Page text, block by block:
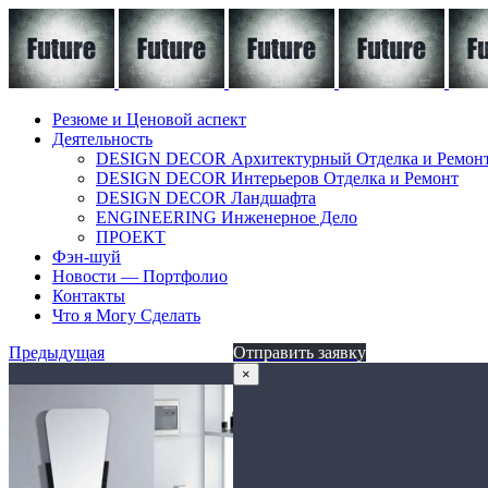
Резюме и Ценовой аспект
Деятельность
DESIGN DECOR Архитектурный Отделка и
DESIGN DECOR Интерьеров Отделка и Ремонт
DESIGN DECOR Ландшафта
ENGINEERING Инженерное Дело
ПРОЕКТ
Фэн-шуй
Новости — Портфолио
Контакты
Что я Могу Сделать
Предыдущая
Отправить заявку
×